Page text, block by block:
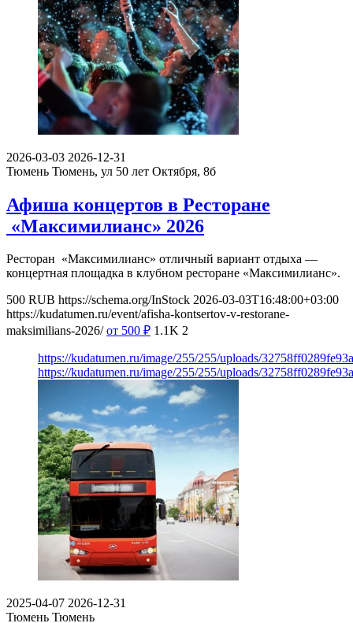
2026-03-03 2026-12-31
Тюмень Тюмень, ул 50 лет Октября, 8б
Афиша концертов в Ресторане
«Максимилианс» 2026
Ресторан «Максимилианс» отличный вариант отдыха —
концертная площадка в клубном ресторане «Максимилианс».
500 RUB https://schema.org/InStock 2026-03-03T16:48:00+03:00
https://kudatumen.ru/event/afisha-kontsertov-v-restorane-
maksimilians-2026/ от 500 ₽ 1.1K 2
https://kudatumen.ru/image/255/255/uploads/
https://kudatumen.ru/image/255/255/uploads/
2025-04-07 2026-12-31
Тюмень Тюмень